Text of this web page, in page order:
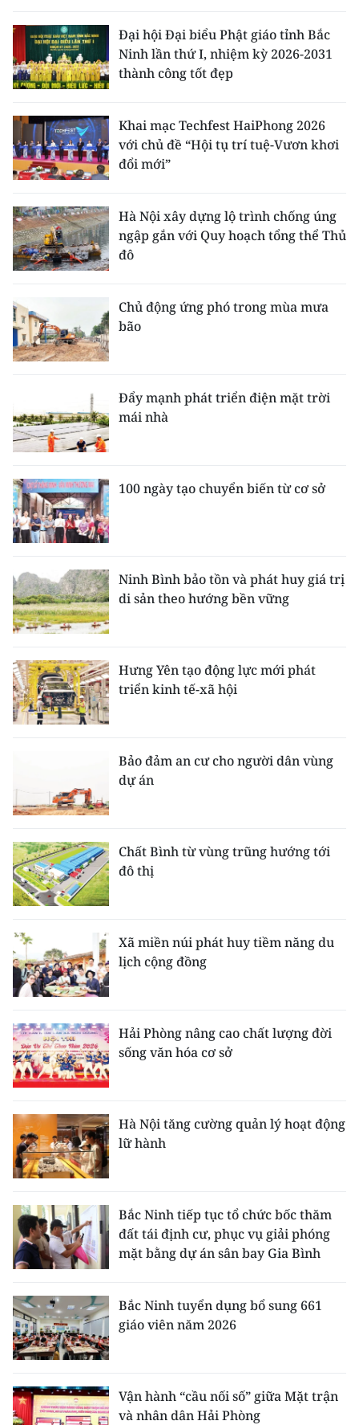
Đại hội Đại biểu Phật giáo tỉnh Bắc
Ninh lần thứ I, nhiệm kỳ 2026-2031
thành công tốt đẹp
Khai mạc Techfest HaiPhong 2026
với chủ đề “Hội tụ trí tuệ-Vươn khơi
đổi mới”
Hà Nội xây dựng lộ trình chống úng
ngập gắn với Quy hoạch tổng thể Thủ
đô
Chủ động ứng phó trong mùa mưa
bão
Đẩy mạnh phát triển điện mặt trời
mái nhà
100 ngày tạo chuyển biến từ cơ sở
Ninh Bình bảo tồn và phát huy giá trị
di sản theo hướng bền vững
Hưng Yên tạo động lực mới phát
triển kinh tế-xã hội
Bảo đảm an cư cho người dân vùng
dự án
Chất Bình từ vùng trũng hướng tới
đô thị
Xã miền núi phát huy tiềm năng du
lịch cộng đồng
Hải Phòng nâng cao chất lượng đời
sống văn hóa cơ sở
Hà Nội tăng cường quản lý hoạt động
lữ hành
Bắc Ninh tiếp tục tổ chức bốc thăm
đất tái định cư, phục vụ giải phóng
mặt bằng dự án sân bay Gia Bình
Bắc Ninh tuyển dụng bổ sung 661
giáo viên năm 2026
Vận hành “cầu nối số” giữa Mặt trận
và nhân dân Hải Phòng